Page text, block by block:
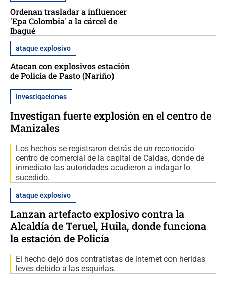
Ordenan trasladar a influencer
'Epa Colombia' a la cárcel de
Ibagué
ataque explosivo
Atacan con explosivos estación
de Policía de Pasto (Nariño)
Investigaciones
Investigan fuerte explosión en el centro de
Manizales
Los hechos se registraron detrás de un reconocido
centro de comercial de la capital de Caldas, donde de
inmediato las autoridades acudieron a indagar lo
sucedido.
ataque explosivo
Lanzan artefacto explosivo contra la
Alcaldía de Teruel, Huila, donde funciona
la estación de Policía
El hecho dejó dos contratistas de internet con heridas
leves debido a las esquirlas.